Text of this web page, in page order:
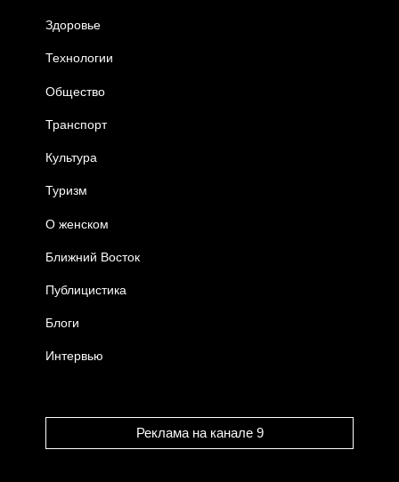
Здоровье
Технологии
Общество
Транспорт
Культура
Туризм
О женском
Ближний Восток
Публицистика
Блоги
Интервью
Реклама на канале 9